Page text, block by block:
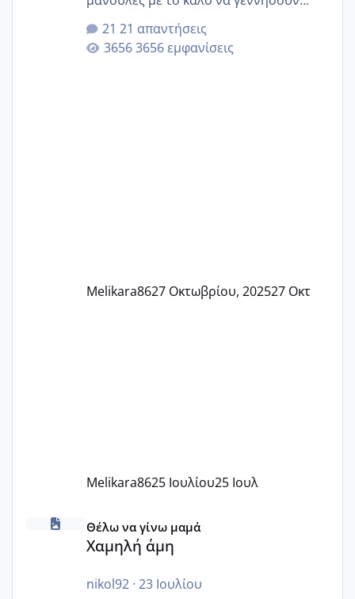
αυτές που ήδη περιμένουν. Να πάρουν
γερα μωράκια στην αγκαλίτσα τους
🙏🏼🙏🏼 Ας πάμε λοιπόν στο θέμα μου.
21 απαντήσεις
3656 εμφανίσεις
Melikara8627 Οκτωβρίου, 202527 Οκτ
Melikara8625 Ιουλίου25 Ιουλ
Χαμηλή άμη
Θέλω να γίνω μαμά
Χαμηλή άμη
nikol92· 23 Ιουλίου